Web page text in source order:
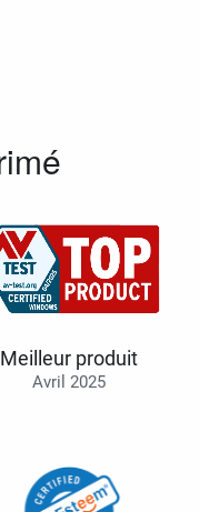
Meilleur produit
Avril 2025